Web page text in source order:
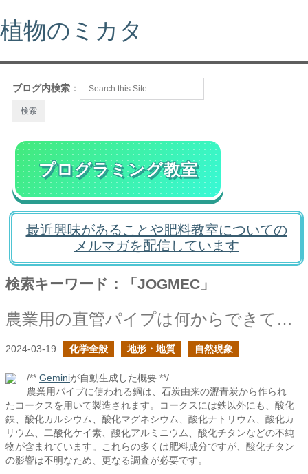
植物のミカタ
ブログ内検索 ：
プログラミング教室
最近興味があることや肥料教室についての
メルマガを配信しています
検索キーワード：「JOGMEC」
農業用の直管パイプは何からできている？３
2024-03-19 化学全般 地形・地質 自然現象
/** Geminiが自動生成した概要 **/
農業用パイプに使われる鋼は、石炭由来の瀝青炭から作られ
たコークスを用いて製造されます。コークスには鉄以外にも、酸化
鉄、酸化カルシウム、酸化マグネシウム、酸化ナトリウム、酸化カ
リウム、二酸化ケイ素、酸化アルミニウム、酸化チタンなどの不純
物が含まれています。これらの多くは肥料成分ですが、酸化チタン
の影響は不明なため、更なる調査が必要です。